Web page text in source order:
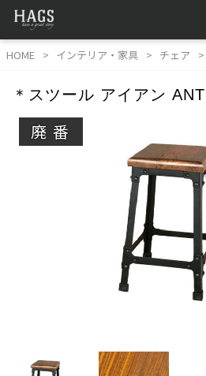
HOME インテリア・家具 チェア
＊スツール アイアン
廃番